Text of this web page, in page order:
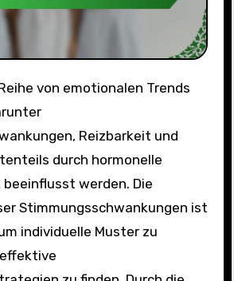
Reizbarkeit und
durch hormonelle
werden. Die
Stimmungsschwankungen ist
individuelle Muster zu